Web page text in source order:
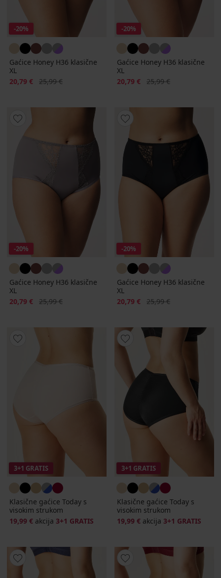
-20%
Gaćice Honey H36 klasične
XL
Popust
20,79 € Prvobitna cijena
25,99 €
-20%
Gaćice Honey H36 klasične
XL
Popust
20,79 € Prvobitna cijena
25,99 €
-20%
Gaćice Honey H36 klasične
XL
Popust
20,79 € Prvobitna cijena
25,99 €
-20%
Gaćice Honey H36 klasične
XL
Popust
20,79 € Prvobitna cijena
25,99 €
3+1 GRATIS
Klasične gaćice Today s
visokim strukom
19,99 € akcija 3+1 GRATIS
3+1 GRATIS
Klasične gaćice Today s
visokim strukom
19,99 € akcija 3+1 GRATIS